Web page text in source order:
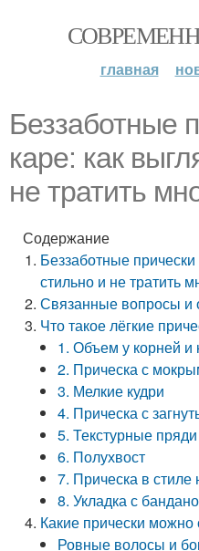
главная
Беззаботные
каре: как
не тратить
Содержание
Беззаботные
стильно и не тратить
Связанные вопросы и
Что такое лёгкие
1. Объем у корней и
2. Прическа с
3. Мелкие кудри
4. Прическа с
5. Текстурные пряди
6. Полухвост
7. Прическа в стиле
8. Укладка с
Какие прически можно
Ровные волосы и